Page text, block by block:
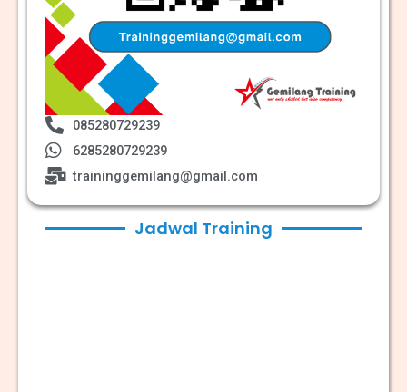
085280729239
6285280729239
traininggemilang@gmail.com
Jadwal Training